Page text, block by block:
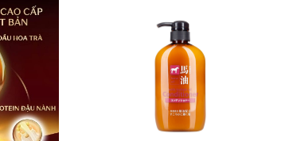
hãy lấy dầu xả ra tay và nhẹ nhàng xoa
xong rồi nhé !